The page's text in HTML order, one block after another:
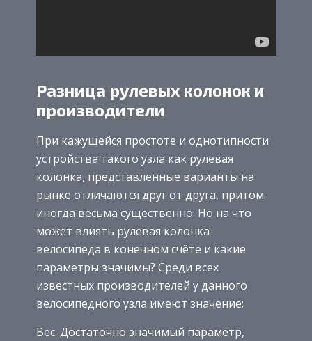
Разница рулевых колонок и
производители
При кажущейся простоте и однотипности
устройства такого узла как рулевая
колонка, представленные варианты на
рынке отличаются друг от друга, притом
иногда весьма существенно. Но на что
может влиять рулевая колонка
велосипеда в конечном счёте и какие
параметры значимы? Среди всех
известных производителей у данного
велосипедного узла имеют значение:
Вес. Достаточно значимый параметр,